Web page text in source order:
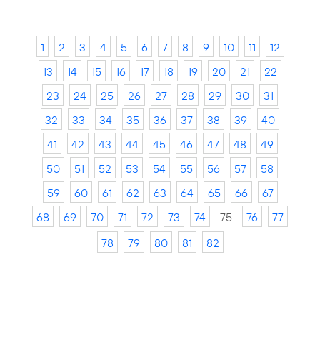
1 2 3 4 5 6 7 8 9 10 11
12
13
14 15 16 17 18 19 20 21
22
23
24 25 26 27 28 29 30
31
32
33 34 35 36 37 38 39
40
41
42 43 44 45 46 47 48
49
50
51 52 53 54 55 56 57
58
59
60 61 62 63 64 65 66
67
68
69 70 71 72 73 74 75 76
77
78
79 80 81 82